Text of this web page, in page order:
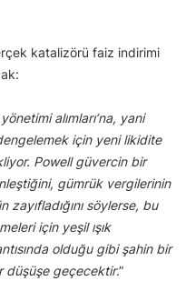
katalizörü faiz indirimi
alımları’na, yani
için yeni likidite
Powell güvercin bir
gümrük vergilerinin
söylerse, bu
için yeşil ışık
olduğu gibi şahin bir
düşüşe geçecektir.”